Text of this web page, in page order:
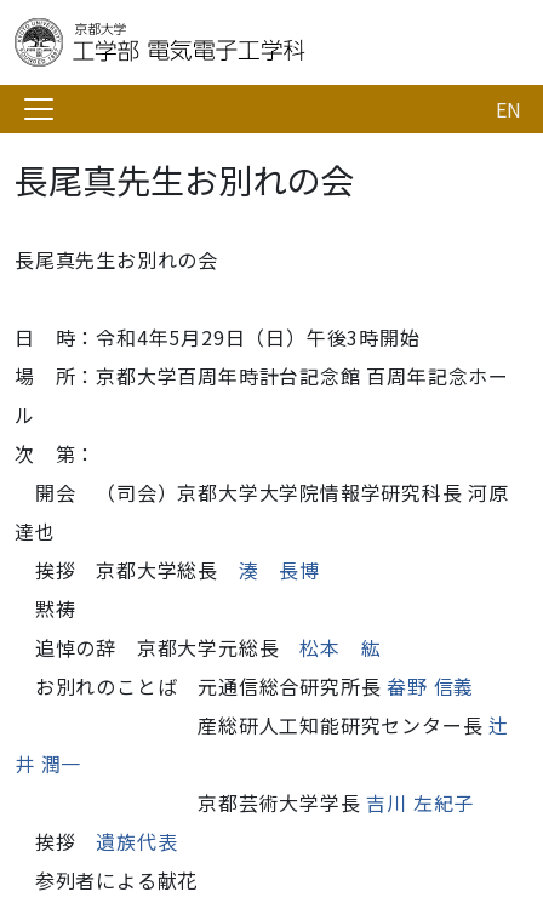
EN
長尾真先生お別れの会
長尾真先生お別れの会
日 時：令和4年5月29日（日）午後3時開始
場 所：京都大学百周年時計台記念館 百周年記念ホー
ル
次 第：
開会 （司会）京都大学大学院情報学研究科長 河原
達也
挨拶 京都大学総長 湊 長博
黙祷
追悼の辞 京都大学元総長松本 紘
お別れのことば 元通信総合研究所長畚野 信義
産総研人工知能研究センター長辻
井 潤一
京都芸術大学学長吉川 左紀子
挨拶遺族代表
参列者による献花